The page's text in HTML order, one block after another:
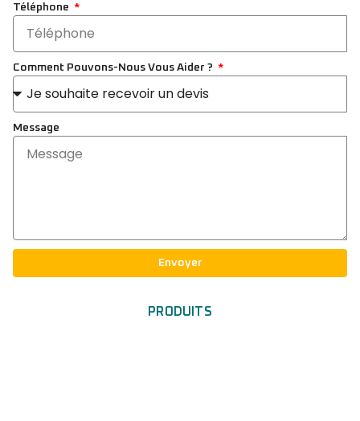
Téléphone
Comment Pouvons-Nous Vous Aider ?
Message
Envoyer
PRODUITS